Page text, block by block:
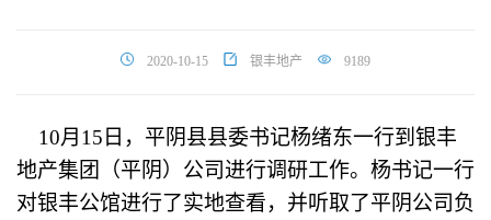
2020-10-15 银丰地产 9189
10月 15 日，平阴县县委书记杨绪东一行到银丰
地产集团（平阴）公司进行调研工作。杨书记一行
对银丰公馆进行了实地查看，并听取了平阴公司负